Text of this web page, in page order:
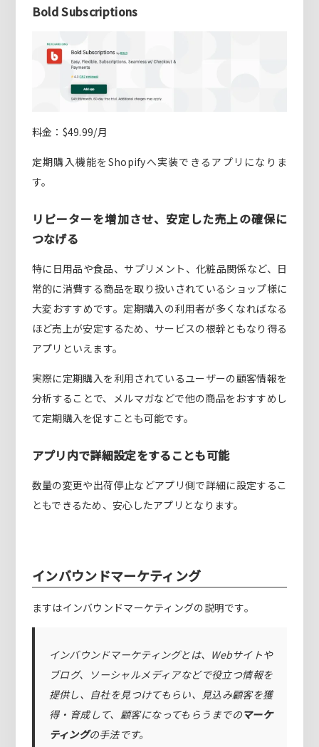
Bold Subscriptions
料金：$49.99/月
定期購入機能をShopifyへ実装できるアプリになりま
す。
リピーターを増加させ、安定した売上の確保に
つなげる
特に日用品や食品、サプリメント、化粧品関係など、日
常的に消費する商品を取り扱いされているショップ様に
大変おすすめです。定期購入の利用者が多くなればなる
ほど売上が安定するため、サービスの根幹ともなり得る
アプリといえます。
実際に定期購入を利用されているユーザーの顧客情報を
分析することで、メルマガなどで他の商品をおすすめし
て定期購入を促すことも可能です。
アプリ内で詳細設定をすることも可能
数量の変更や出荷停止などアプリ側で詳細に設定するこ
ともできるため、安心したアプリとなります。
インバウンドマーケティング
ますはインバウンドマーケティングの説明です。
インバウンドマーケティングとは、 Webサイトや
ブログ、ソーシャルメディアなどで役立つ情報を
提供し、自社を見つけてもらい、見込み顧客を獲
得・育成して、顧客になってもらうまでのマーケ
ティングの手法です。